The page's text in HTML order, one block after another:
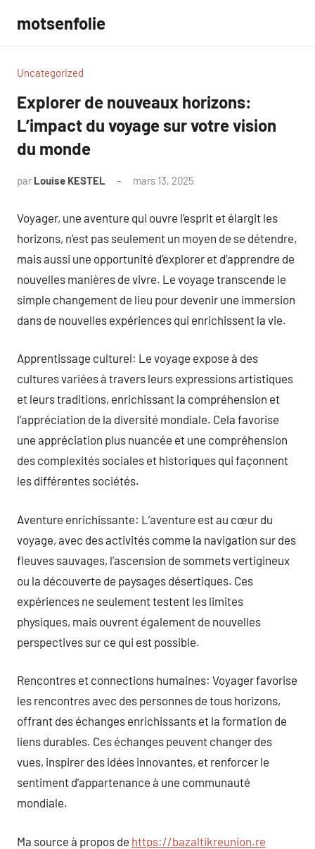
contenu
motsenfolie
Uncategorized
Explorer de nouveaux horizons:
L’impact du voyage sur votre vision
du monde
par Louise KESTEL mars 13, 2025
Voyager, une aventure qui ouvre l’esprit et élargit les
horizons, n’est pas seulement un moyen de se détendre,
mais aussi une opportunité d’explorer et d’apprendre de
nouvelles manières de vivre. Le voyage transcende le
simple changement de lieu pour devenir une immersion
dans de nouvelles expériences qui enrichissent la vie.
Apprentissage culturel: Le voyage expose à des
cultures variées à travers leurs expressions artistiques
et leurs traditions, enrichissant la compréhension et
l’appréciation de la diversité mondiale. Cela favorise
une appréciation plus nuancée et une compréhension
des complexités sociales et historiques qui façonnent
les différentes sociétés.
Aventure enrichissante: L’aventure est au cœur du
voyage, avec des activités comme la navigation sur des
fleuves sauvages, l’ascension de sommets vertigineux
ou la découverte de paysages désertiques. Ces
expériences ne seulement testent les limites
physiques, mais ouvrent également de nouvelles
perspectives sur ce qui est possible.
Rencontres et connections humaines: Voyager favorise
les rencontres avec des personnes de tous horizons,
offrant des échanges enrichissants et la formation de
liens durables. Ces échanges peuvent changer des
vues, inspirer des idées innovantes, et renforcer le
sentiment d’appartenance à une communauté
mondiale.
Ma source à propos de https://bazaltikreunion.re